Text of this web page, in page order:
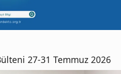
27-31 Temmuz 2026